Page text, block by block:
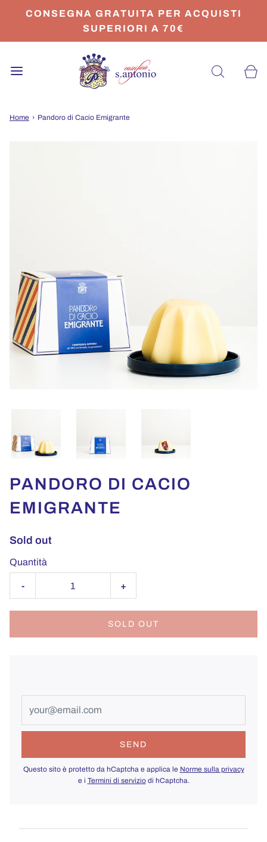
CONSEGNA GRATUITA PER ACQUISTI
SUPERIORI A 70€
Home › Pandoro di Cacio Emigrante
PANDORO DI CACIO
EMIGRANTE
Sold out
Quantità
- +
SOLD OUT
Questo sito è protetto da hCaptcha e applica le Norme sulla privacy
e i Termini di serviziodi hCaptcha.